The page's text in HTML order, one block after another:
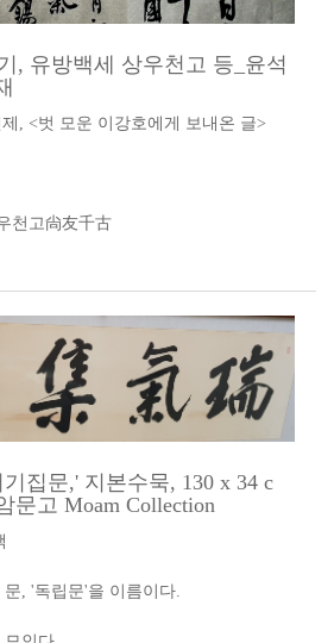
, 유방백세 상우천고 등_윤석
, <벗 모운 이강호에게 보내온 글>
천고尙友千古
집문,' 지본수묵, 130 x 34 c
문고 Moam Collection
, '독립문'을 이름이다.